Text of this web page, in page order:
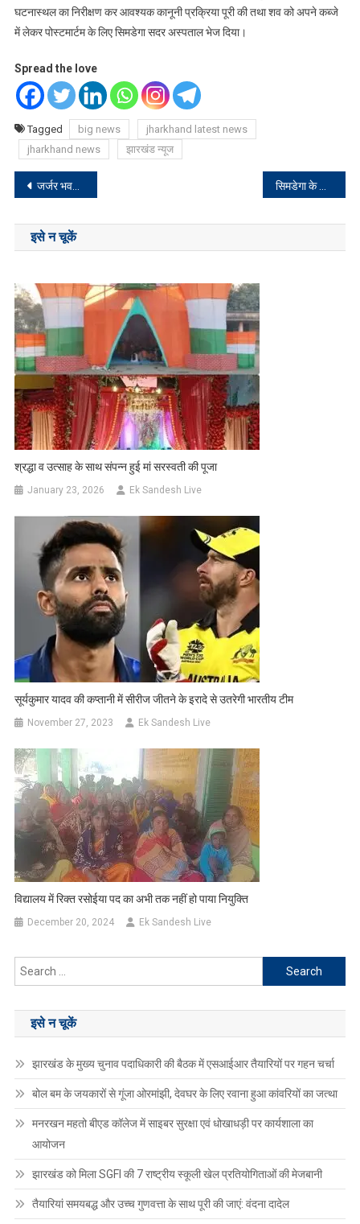
घटनास्थल का निरीक्षण कर आवश्यक कानूनी प्रक्रिया पूरी की तथा शव को अपने कब्जे
में लेकर पोस्टमार्टम के लिए सिमडेगा सदर अस्पताल भेज दिया।
Spread the love
Tagged big news
jharkhand latest news
jharkhand news
झारखंड न्यूज
Post
navigation
जर्जर भवन में संचालित हो रहा अधीक्षक उत्पाद कार्यालय सिमडेगा के गांवों को टापू बनने से बचाएं: विधायक भूषण बाड़ा
इसे न चूकें
श्रद्धा व उत्साह के साथ संपन्न हुई मां सरस्वती की पूजा
January 23, 2026 Ek Sandesh Live
सूर्यकुमार यादव की कप्तानी में सीरीज जीतने के इरादे से उतरेगी भारतीय टीम
November 27, 2023 Ek Sandesh Live
विद्यालय में रिक्त रसोईया पद का अभी तक नहीं हो पाया नियुक्ति
December 20, 2024 Ek Sandesh Live
Search
for:
इसे न चूकें
झारखंड के मुख्य चुनाव पदाधिकारी की बैठक में एसआईआर तैयारियों पर गहन चर्चा
बोल बम के जयकारों से गूंजा ओरमांझी, देवघर के लिए रवाना हुआ कांवरियों का जत्था
मनरखन महतो बीएड कॉलेज में साइबर सुरक्षा एवं धोखाधड़ी पर कार्यशाला का
आयोजन
झारखंड को मिला SGFI की 7 राष्ट्रीय स्कूली खेल प्रतियोगिताओं की मेजबानी
तैयारियां समयबद्ध और उच्च गुणवत्ता के साथ पूरी की जाएं: वंदना दादेल